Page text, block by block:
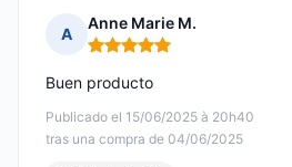
A
Anne Marie M.
Nota: 5 de 5
Publicado el 15/06/2025 à 20h40
tras una compra de 04/06/2025
Buen producto